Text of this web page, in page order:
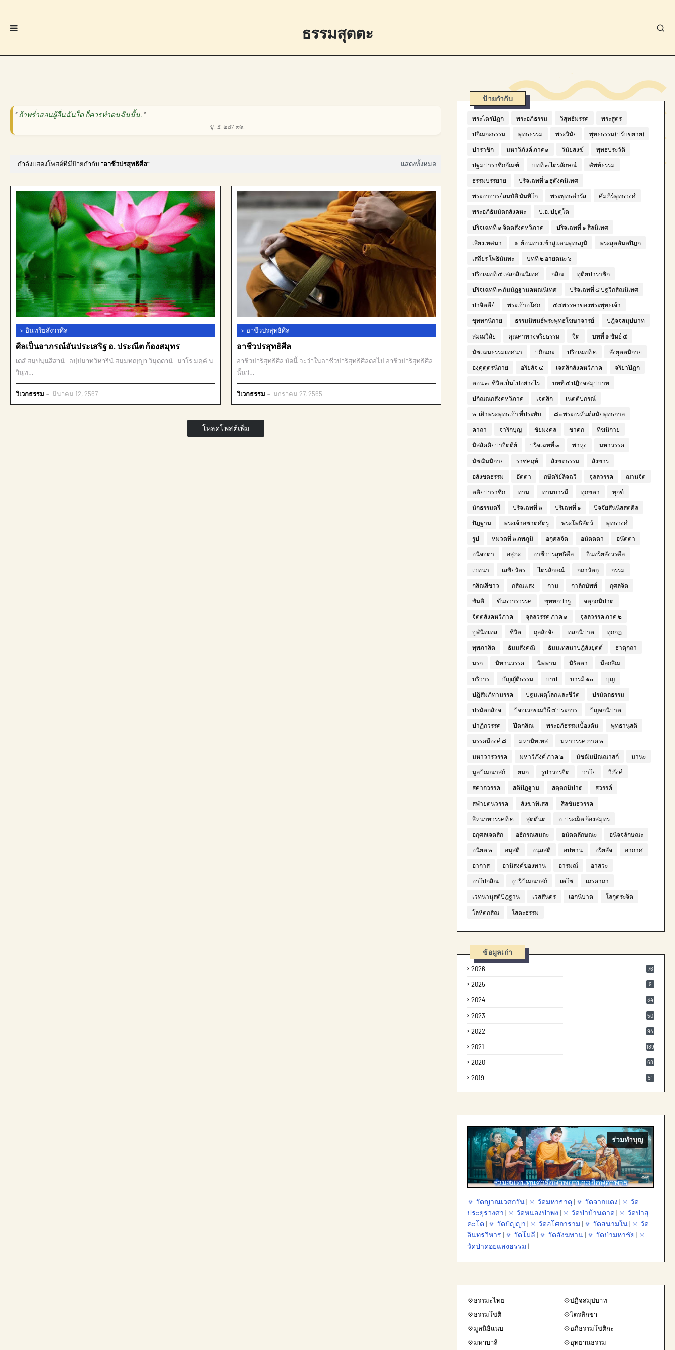
ธรรมสุตตะ
“ถ้าพร่ำสอนผู้อื่นฉันใด ก็ควรทำตนฉันนั้น. ”
— ขุ . ธ. ๒๕/ ๓๖. —
กำลังแสดงโพสต์ที่มีป้ายกำกับ อาชีวปรสุทธิศีล แสดงทั้งหมด
> อินทรียสังวรศีล
ศีลเป็นอาภรณ์อันประเสริฐ อ. ประณีต ก้องสมุทร
เตสํ สมฺปนฺนสีสานํ อปฺปมาทวิหารินํ สมฺมทญฺญา วิมุตฺตานํ มาโร มคฺคํ น
วินฺท…
วิเวกธรรม มีนาคม 12, 2567
> อาชีวปรสุทธิศีล
อาชีวปรสุทธิศีล
อาชีวปาริสุทธิศีล บัดนี้ จะว่าในอาชีวปาริสุทธิศีลต่อไป อาชีวปาริสุทธิศีล
นั้นว่…
วิเวกธรรม มกราคม 27, 2565
โหลดโพสต์เพิ่ม
ป้ายกำกับ
พระไตรปิฎก พระอภิธรรม วิสุทธิมรรค พระสูตร
ปกิณกะธรรม พุทธธรรม พระวินัย พุทธธรรม (ปรับขยาย)
ปาราชิก มหาวิภังค์ ภาค๑ วินัยสงฆ์ พุทธประวัติ
ปฐมปาราชิกกัณฑ์ บทที่ ๓ ไตรลักษณ์ ศัพท์ธรรม
ธรรมบรรยาย ปริจเฉทที่ ๒ ธุตังคนิเทศ
พระอาจารย์สมบัติ นันทิโก พระพุทธดำรัส คัมภีร์พุทธวงศ์
พระอภิธัมมัตถสังคหะ ป.อ. ปยุตฺโต
ปริจเฉทที่ ๑ จิตตสังคหวิภาค ปริจเฉทที่ ๑ สีลนิเทศ
เสียงเทศนา ๑. ย้อนทางเข้าสู่แดนพุทธภูมิ พระสุตตันตปิฎก
เสถียร โพธินันทะ บทที่ ๒ อายตนะ ๖
ปริจเฉทที่ ๕ เสสกสิณนิเทศ กสิณ ทุติยปาราชิก
ปริจเฉทที่ ๓ กัมมัฏฐานคหณนิเทศ ปริจเฉทที่ ๔ ปฐวีกสิณนิเทศ
ปาจิตตีย์ พระเจ้าอโศก ๔๕พรรษาของพระพุทธเจ้า
ขุททกนิกาย ธรรมนิพนธ์พระพุทธโฆษาจารย์ ปฎิจจสมุปบาท
สมณวิสัย คุณค่าทางจริยธรรม จิต บทที่ ๑ ขันธ์ ๕
มัชเฌนธรรมเทศนา ปกิณกะ ปริจเฉทที่ ๒ สังยุตตนิกาย
องฺคุตฺตรนิกาย อริยสัจ ๔ เจตสิกสังคหวิภาค จริยาปิฎก
ตอน ๓: ชีวิตเป็นไปอย่างไร บทที่ ๔ ปฎิจจสมุปบาท
ปกิณณกสังคหวิภาค เจตสิก เนตติปกรณ์
๒. เฝ้าพระพุทธเจ้า ที่ประทับ ๘๐ พระอรหันต์สมัยพุทธกาล
คาถา จาริกบุญ ชัยมงคล ชาดก ทีฆนิกาย
นิสสัคคิยปาจิตตีย์ ปริจเฉทที่ ๓ พาหุง มหาวรรค
มัชฌิมนิกาย ราชคฤห์ สังขตธรรม สังขาร
อสังขตธรรม อัตตา กษัตริย์ลิจฉวี จุลลวรรค ฌานจิต
ตติยปาราชิก ทาน ทานบารมี ทุกขตา ทุกข์
นักธรรมตรี ปริจเฉทที่ ๖ ปริเฉทที่ ๑ ปัจจัยสันนิสสตศีล
ปัฎฐาน พระเจ้าอชาตศัตรู พระโพธิสัตว์ พุทธวงศ์
รูป หมวดที่ ๖ ภพภูมิ อกุศลจิต อนัตตตา อนัตตา
อนิจจตา อสุภะ อาชีวปรสุทธิศีล อินทรียสังวรศีล
เวทนา เสขิยวัตร ไตรลักษณ์ กถาวัตถุ กรรม
กสิณสีขาว กสิณแสง กาม กาลิกบัพพ์ กุศลจิต
ขันติ ขันธวารวรรค ขุททกปาฐ จตุกฺกนิปาต
จิตตสังคหวิภาค จุลลวรรค ภาค ๑ จุลลวรรค ภาค ๒
จูฬนิทเทส ชีวิต ถุลลัจจัย ทสกนิปาต ทุกกฏ
ทุพภาสิต ธัมมสังคณี ธัมมเทสนาปฎิสังยุตต์ ธาตุกถา
นรก นิทานวรรค นิพพาน นิรัตตา นีลกสิณ
บริวาร บัญญัติธรรม บาป บารมี ๑๐ บุญ
ปฏิสัมภิทามรรค ปฐมเหตุโลกและชีวิต ปรมัตถธรรม
ปรมัตถสัจจ ปัจจเวกขณวิธี ๔ ประการ ปัญจกนิปาต
ปาฏิกวรรค ปีตกสิณ พระอภิธรรมเบื้องต้น พุทธานุสติ
มรรคมีองค์ ๘ มหานิทเทส มหาวรรค ภาค ๒
มหาวารวรรค มหาวิภังค์ ภาค ๒ มัชฌิมปัณณาสก์ มานะ
มูลปัณณาสก์ ยมก รูปาวจรจิต วาโย วิภังค์
สคาถวรรค สติปัฎฐาน สตฺตกนิปาต สวรรค์
สฬายตนวรรค สังฆาทิเสส สีลขันธวรรค
สีหนาทวรรคที่ ๒ สุตตันต อ. ประณีต ก้องสมุทร
อกุศลเจตสิก อธิกรณสมถะ อนัตตลักษณะ อนิจจลักษณะ
อนิยต ๒ อนุสติ อนุสสติ อปทาน อริยสัจ อากาศ
อากาส อานิสงค์ของทาน อารมณ์ อาสวะ
อาโปกสิณ อุปริปัณณาสก์ เตโช เถรคาถา
เวทนานุสติปัฎฐาน เวสสันดร เอกนิบาต โลกุตระจิต
โลหิตกสิณ โสตะธรรม
ข้อมูลเก่า
2026 76
2025 9
2024 34
2023 50
2022 94
2021 189
2020 68
2019 51
ร่วมทำบุญ
🔅 วัดญาณเวศกวัน| 🔅 วัดมหาธาตุ | 🔅 วัดจากแดง | 🔅 วัด
ประยุรวงศา | 🔅 วัดหนองป่าพง | 🔅 วัดป่าบ้านตาด | 🔅 วัดป่าสุ
คะโต | 🔅 วัดปัญญา | 🔅 วัดอโศการาม | 🔅 วัดสนามใน| 🔅 วัด
อินทรวิหาร | 🔅 วัดโมลี | 🔅 วัดสังฆทาน| 🔅 วัดป่ามหาชัย | 🔅
วัดป่าดอยแสงธรรม |
💠ธรรมะไทย
💠ปฎิจสมุปบาท
💠ธรรมโชติ
💠ไตรสิกขา
💠มูลนิธิแนบ
💠อภิธรรมโชติกะ
💠มหาบาลี
💠อุทยานธรรม